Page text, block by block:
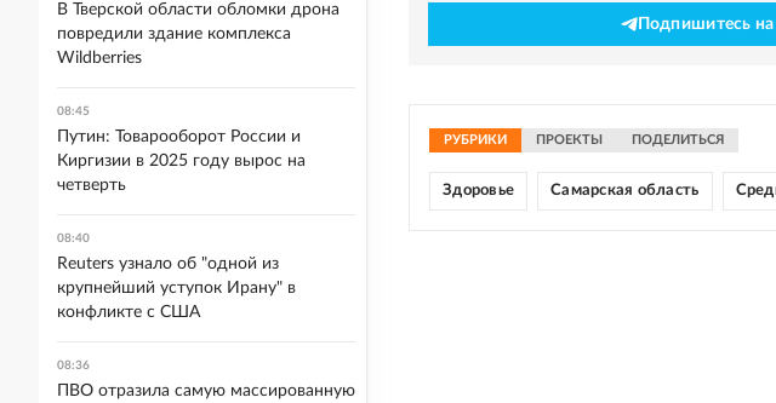
Подпишитесь на
РУБРИКИ ПРОЕКТЫ ПОДЕЛИТЬСЯ
Здоровье Самарская область
В Тверской области обломки дрона
повредили здание комплекса
Wildberries
08:45
Путин: Товарооборот России и
Киргизии в 2025 году вырос на
четверть
08:40
Reuters узнало об "одной из
крупнейший уступок Ирану" в
конфликте с США
08:36
ПВО отразила самую массированную